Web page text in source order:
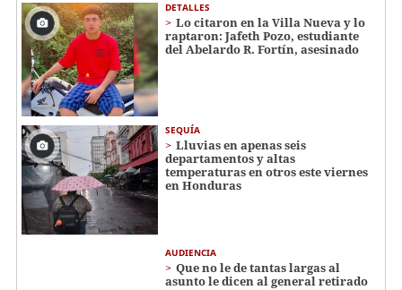
DETALLES
Lo citaron en la Villa Nueva y lo
raptaron: Jafeth Pozo, estudiante
del Abelardo R. Fortín, asesinado
SEQUÍA
Lluvias en apenas seis
departamentos y altas
temperaturas en otros este viernes
en Honduras
AUDIENCIA
Que no le de tantas largas al
asunto le dicen al general retirado